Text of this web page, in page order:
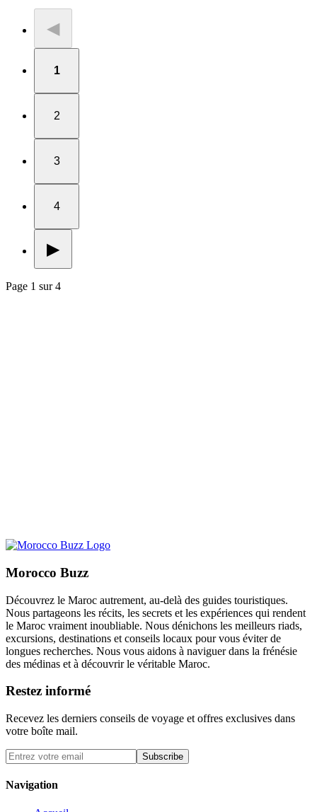
◀
1
2
3
4
▶
Page 1 sur 4
Morocco Buzz
Découvrez le Maroc autrement, au-delà des guides touristiques.
Nous partageons les récits, les secrets et les expériences qui rendent
le Maroc vraiment inoubliable. Nous dénichons les meilleurs riads,
excursions, destinations et conseils locaux pour vous éviter de
longues recherches. Nous vous aidons à naviguer dans la frénésie
des médinas et à découvrir le véritable Maroc.
Restez informé
Recevez les derniers conseils de voyage et offres exclusives dans
votre boîte mail.
Subscribe
Navigation